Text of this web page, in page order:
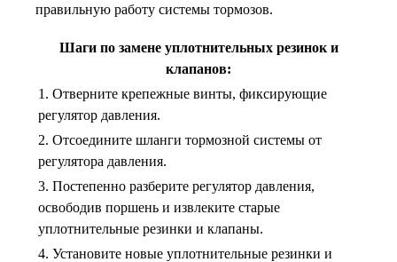
правильную работу системы тормозов.
Шаги по замене уплотнительных резинок и
клапанов:
1. Отверните крепежные винты, фиксирующие
регулятор давления.
2. Отсоедините шланги тормозной системы от
регулятора давления.
3. Постепенно разберите регулятор давления,
освободив поршень и извлеките старые
уплотнительные резинки и клапаны.
4. Установите новые уплотнительные резинки и